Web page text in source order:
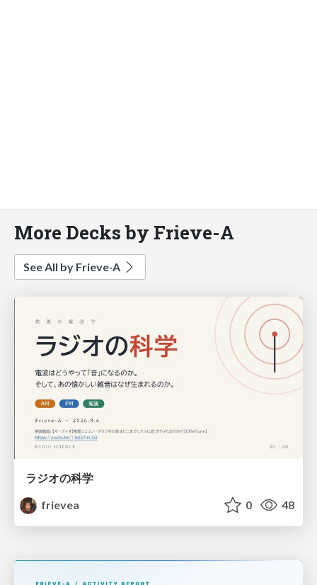
More Decks by Frieve-A
See All by Frieve-A
ラジオの科学
frievea
0 48